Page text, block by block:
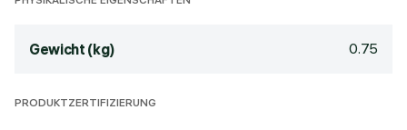
Gewicht (kg) 0.75
PRODUKTZERTIFIZIERUNG